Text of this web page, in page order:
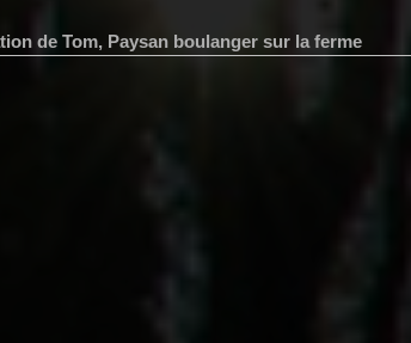
de Tom, Paysan boulanger sur la ferme